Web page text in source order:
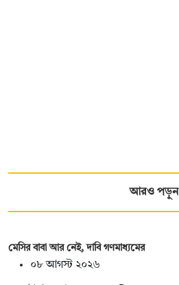
আরও পড়ুন
মেসির বাবা আর নেই, দাবি গণমাধ্যমের
০৮ আগস্ট ২০২৬